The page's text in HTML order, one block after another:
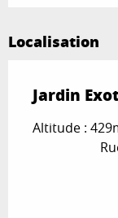
Localisation
Jardin
Altitude :